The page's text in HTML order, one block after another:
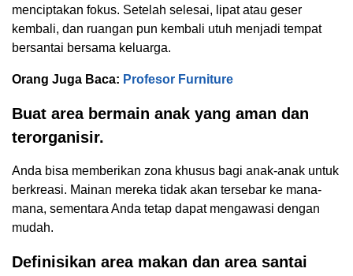
menciptakan fokus. Setelah selesai, lipat atau geser
kembali, dan ruangan pun kembali utuh menjadi tempat
bersantai bersama keluarga.
Orang Juga Baca: Profesor Furniture
Buat area bermain anak yang aman dan
terorganisir.
Anda bisa memberikan zona khusus bagi anak-anak untuk
berkreasi. Mainan mereka tidak akan tersebar ke mana-
mana, sementara Anda tetap dapat mengawasi dengan
mudah.
Definisikan area makan dan area santai